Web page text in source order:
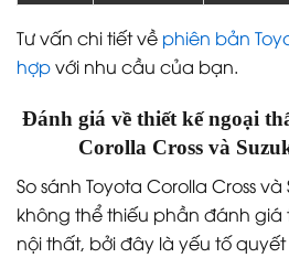
Tư vấn chi tiết về phiên bản
hợpvới nhu cầu của bạn.
Đánh giá về thiết kế ngoại
Corolla Cross và
So sánh Toyota Corolla Cross và
không thể thiếu phần đánh giá
nội thất, bởi đây là yếu tố